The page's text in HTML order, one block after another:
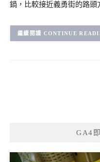
鍋，比較接近義勇街的路
CONTINUE
GA4